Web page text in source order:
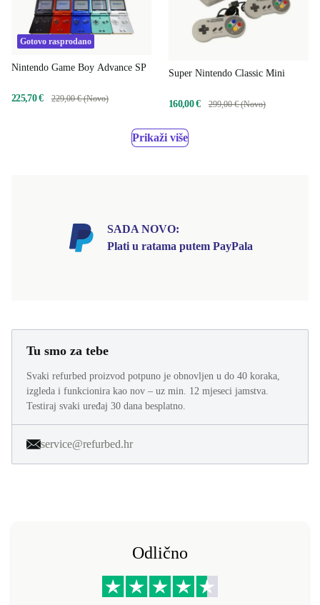
Gotovo rasprodano
Nintendo Game Boy Advance SP
225,70 € 229,00 € (Novo)
Super Nintendo Classic Mini
160,00 € 299,00 € (Novo)
Prikaži više
SADA NOVO:
Plati u ratama putem PayPala
Tu smo za tebe
Svaki refurbed proizvod potpuno je obnovljen u do 40 koraka,
izgleda i funkcionira kao nov – uz min. 12 mjeseci jamstva.
Testiraj svaki uređaj 30 dana besplatno.
service@refurbed.hr
Odlično